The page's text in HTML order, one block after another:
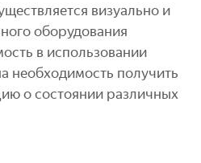
визуально и
оборудования
в использовании
необходимость получить
о состоянии различных